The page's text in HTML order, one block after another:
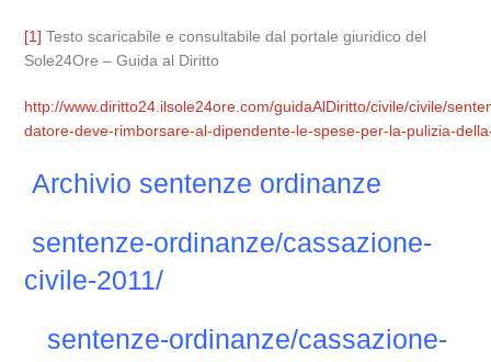
[1] Testo scaricabile e consultabile dal portale giuridico del
Sole24Ore – Guida al Diritto
http://www.diritto24.ilsole24ore.com/guidaAlDiritto/civile/civile/
datore-deve-rimborsare-al-dipendente-le-spese-per-la-pulizia-
Archivio sentenze ordinanze
sentenze-ordinanze/cassazione-
civile-2011/
sentenze-ordinanze/cassazione-